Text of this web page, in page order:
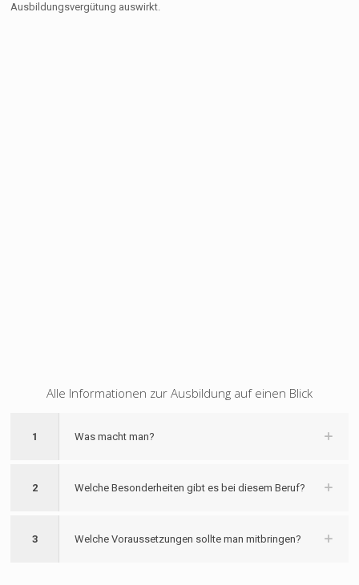
Ausbildungsvergütung auswirkt.
Alle Informationen zur Ausbildung auf einen Blick
1 Was macht man?
2 Welche Besonderheiten gibt es bei diesem Beruf?
3 Welche Voraussetzungen sollte man mitbringen?